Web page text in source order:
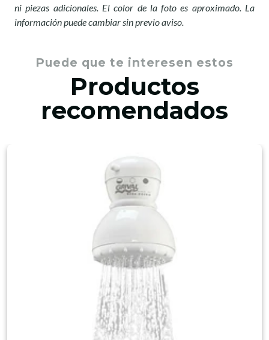
ni piezas adicionales. El color de la foto es aproximado. La
información puede cambiar sin previo aviso.
Puede que te interesen estos
Productos
recomendados